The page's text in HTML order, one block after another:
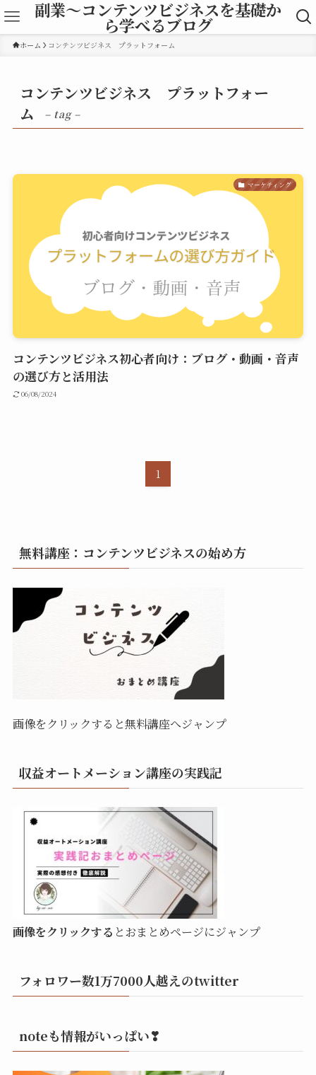
副業～コンテンツビジネスを基礎か
ら学べるブログ
ホーム コンテンツビジネス プラットフォーム
コンテンツビジネス プラットフォー
ム
– tag –
マーケティング
コンテンツビジネス初心者向け：ブログ・動画・音声
の選び方と活用法
06/08/2024
1
無料講座：コンテンツビジネスの始め方
画像をクリックすると無料講座へジャンプ
収益オートメーション講座の実践記
画像をクリックする とおまとめページにジャンプ
フォロワー数1万7000人越えのtwitter
noteも情報がいっぱい❣